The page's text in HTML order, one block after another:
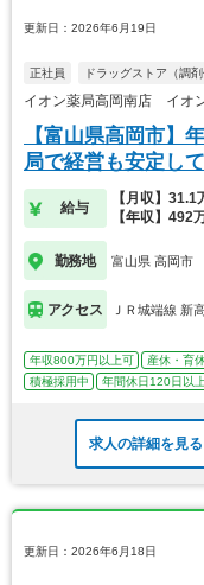
更新日：2026年6月19日
正社員 ドラッグストア（調剤
イオン薬局高岡南店 イオ
【富山県高岡市】
局で経営も安定し
給与
【月収】
【年収】492
勤務地 富山県 高岡市
アクセス ＪＲ城端線 新
年収800万円以上可 産休・育
積極採用中
年間休日120日以上
求人の詳細を見る
更新日：2026年6月18日